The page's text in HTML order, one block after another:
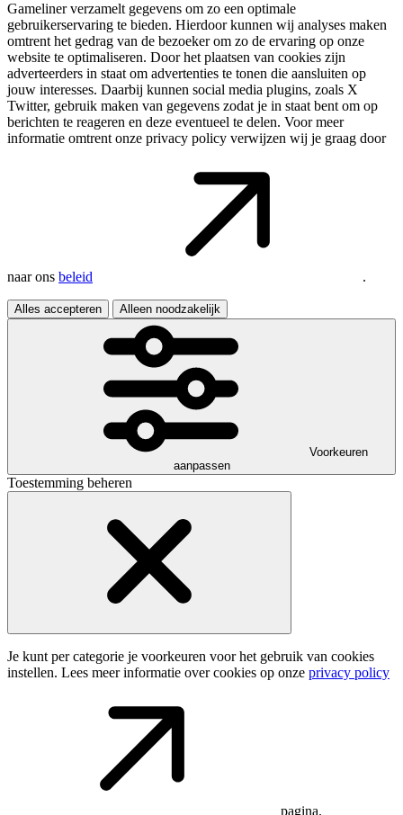
Gameliner verzamelt gegevens om zo een optimale
gebruikerservaring te bieden. Hierdoor kunnen wij analyses maken
omtrent het gedrag van de bezoeker om zo de ervaring op onze
website te optimaliseren. Door het plaatsen van cookies zijn
adverteerders in staat om advertenties te tonen die aansluiten op
jouw interesses. Daarbij kunnen social media plugins, zoals X
Twitter, gebruik maken van gegevens zodat je in staat bent om op
berichten te reageren en deze eventueel te delen. Voor meer
informatie omtrent onze privacy policy verwijzen wij je graag door
naar ons beleid .
Alles accepteren Alleen noodzakelijk
Voorkeuren
aanpassen
Toestemming beheren
Je kunt per categorie je voorkeuren voor het gebruik van cookies
instellen. Lees meer informatie over cookies op onze privacy policy
pagina.